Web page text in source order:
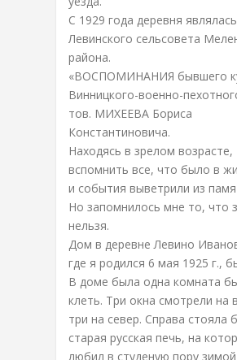
С 1929 года деревня
Левинского сельсовета
района.
«ВОСПОМИНАНИЯ бывшего
Винницкого-военно-
тов. МИХЕЕВА Бориса
Константиновича.
Находясь в зрелом возрасте,
вспомнить все, что было в
и события выветрили из
Но запомнилось мне то, что
нельзя.
Дом в деревне Левино
где я родился 6 мая 1925 г.,
В доме была одна комната
клеть. Три окна смотрели на
три на север. Справа стояла
старая русская печь, на
любил в студеную пору зимой